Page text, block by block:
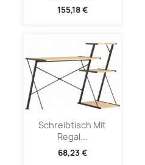
155,18 €
Schreibtisch Mit
Regal...
68,23 €